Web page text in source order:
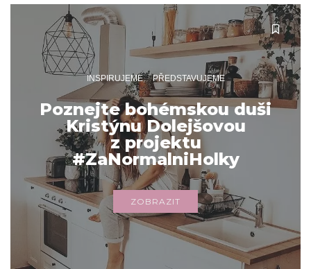
INSPIRUJEME PŘEDSTAVUJEME
Poznejte bohémskou duši
Kristýnu Dolejšovou
z projektu
#ZaNormalniHolky
ZOBRAZIT